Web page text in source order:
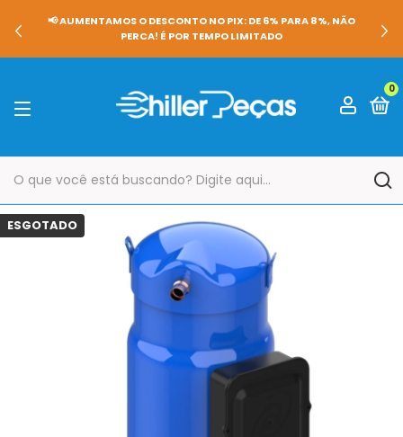
📢 AUMENTAMOS O DESCONTO NO PIX: DE 6% PARA 8%, NÃO
PERCA! É POR TEMPO LIMITADO
0
ESGOTADO